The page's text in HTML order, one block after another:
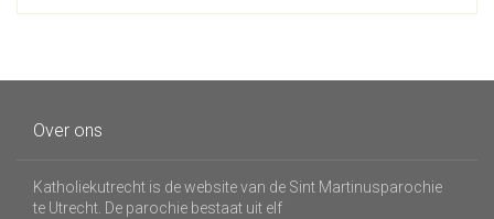
Over ons
Katholiekutrecht is de website van de Sint Martinusparochie
te Utrecht. De parochie bestaat uit elf